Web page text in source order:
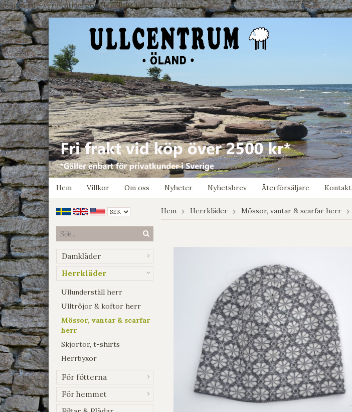
google-site-verification: google7e4b1026db5d9f32.html
Hem
Villkor Om oss Nyheter Nyhetsbrev Återförsäljare Kontakt
Damkläder
Herrkläder
Ullunderställ herr
Ulltröjor & koftor herr
Mössor, vantar & scarfar
herr
Skjortor, t-shirts
Herrbyxor
För fötterna
För hemmet
Hem Herrkläder Mössor, vantar & scarfar herr